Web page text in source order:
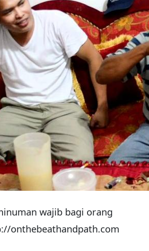
wajib bagi orang
onthebeathandpath.com